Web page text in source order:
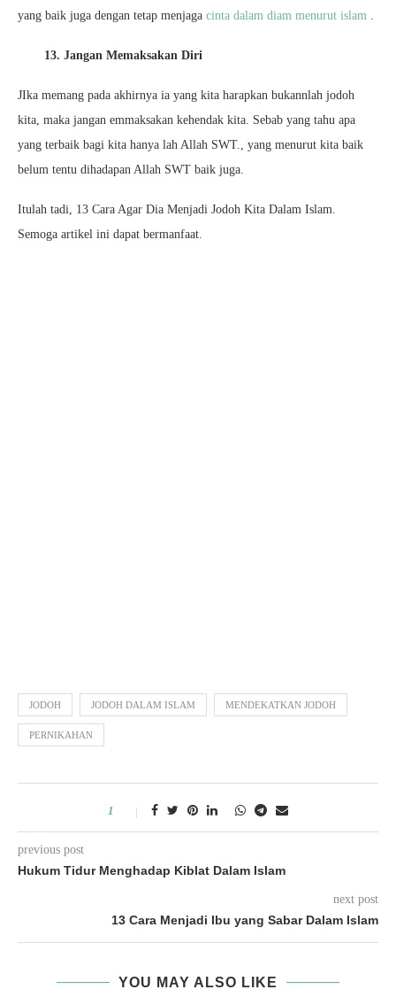
yang baik juga dengan tetap menjaga cinta dalam diam menurut islam .
13. Jangan Memaksakan Diri
JIka memang pada akhirnya ia yang kita harapkan bukannlah jodoh
kita, maka jangan emmaksakan kehendak kita. Sebab yang tahu apa
yang terbaik bagi kita hanya lah Allah SWT., yang menurut kita baik
belum tentu dihadapan Allah SWT baik juga.
Itulah tadi, 13 Cara Agar Dia Menjadi Jodoh Kita Dalam Islam.
Semoga artikel ini dapat bermanfaat.
JODOH JODOH DALAM ISLAM MENDEKATKAN JODOH
PERNIKAHAN
1
previous post
Hukum Tidur Menghadap Kiblat Dalam Islam
next post
13 Cara Menjadi Ibu yang Sabar Dalam Islam
YOU MAY ALSO LIKE